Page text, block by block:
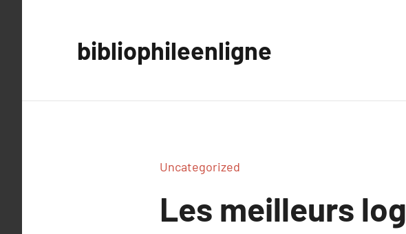
bibliophileenligne
Uncategorized
Les meilleurs